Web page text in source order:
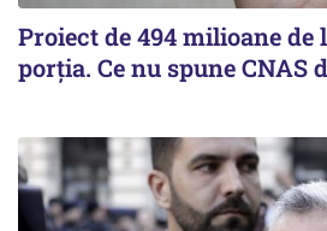
Proiect de 494 milioane
porția. Ce nu spune CNAS